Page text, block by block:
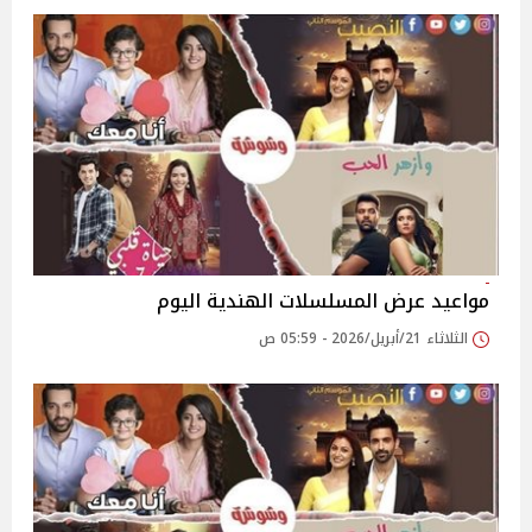
مواعيد عرض المسلسلات الهندية اليوم
الثلاثاء 21/أبريل/2026 - 05:59 ص